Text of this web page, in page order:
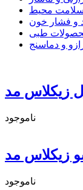
سلامت محیط
و فشار خون
طبی
و دماسنج
زیکلاس مد
ناموجود
زیکلاس مد
ناموجود